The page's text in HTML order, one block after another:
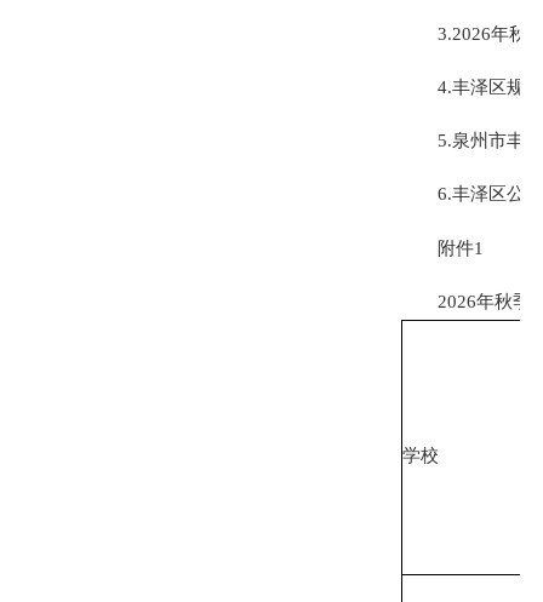
3.2026年秋季
4.丰泽区规范
5.泉州市丰泽
6.丰泽区公办
附件1
2026年秋季丰
学校